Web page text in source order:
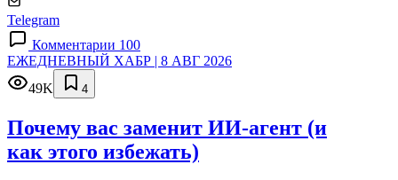
Telegram
Комментарии 100
ЕЖЕДНЕВНЫЙ ХАБР | 8 АВГ 2026
49K
4
Почему вас заменит ИИ‑агент (и
как этого избежать)